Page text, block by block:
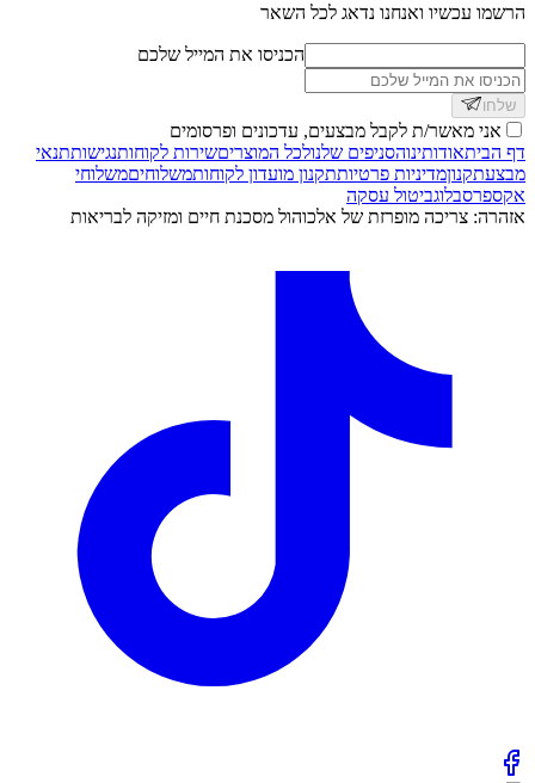
הרשמו עכשיו ואנחנו נדאג לכל השאר
הכניסו את המייל שלכם
שלחו
אני מאשר/ת לקבל מבצעים, עדכונים ופרסומים
דף הביתאודותינוהסניפים שלנולכל המוצריםשירות לקוחותנגישותתנאי
מבצעתקנוןמדיניות פרטיותתקנון מועדון לקוחותמשלוחיםמשלוחי
אקספרסבלוגביטול עסקה
אזהרה: צריכה מופרזת של אלכוהול מסכנת חיים ומזיקה לבריאות